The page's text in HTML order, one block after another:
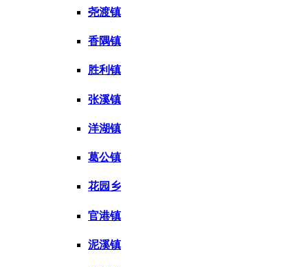
尧渡镇
香隅镇
胜利镇
张溪镇
洋湖镇
葛公镇
花园乡
官港镇
泥溪镇